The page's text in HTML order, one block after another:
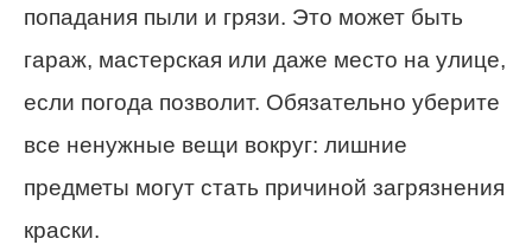
попадания пыли и грязи. Это может быть
гараж, мастерская или даже место на улице,
если погода позволит. Обязательно уберите
все ненужные вещи вокруг: лишние
предметы могут стать причиной загрязнения
краски.